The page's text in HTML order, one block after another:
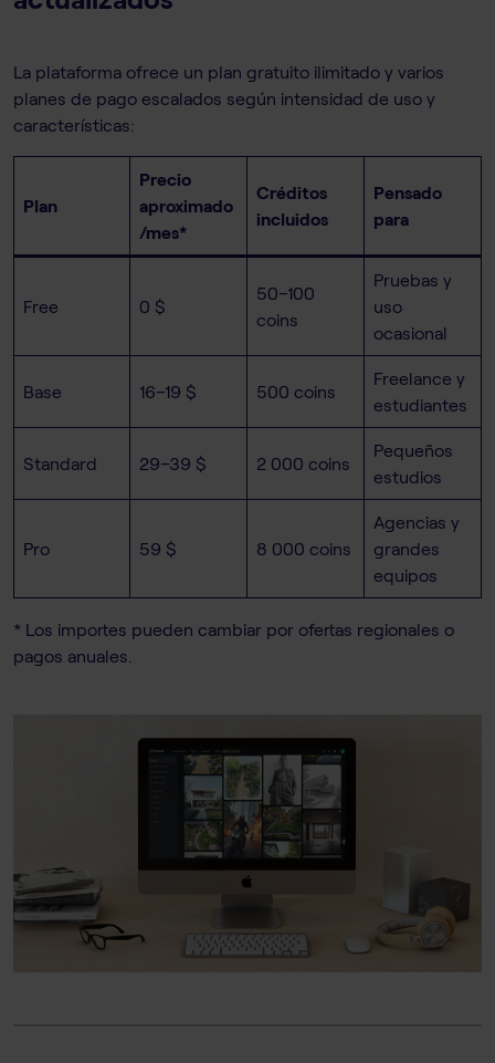
La plataforma ofrece un plan gratuito ilimitado y varios
planes de pago escalados según intensidad de uso y
características:
Plan
Precio
aproximado
/mes*
Créditos
incluidos
Pensado
para
Free 0 $
50–100
coins
Pruebas y
uso
ocasional
Base 16–19 $ 500 coins
Freelance y
estudiantes
Standard 29–39 $ 2 000 coins
Pequeños
estudios
Pro 59 $ 8 000 coins
Agencias y
grandes
equipos
* Los importes pueden cambiar por ofertas regionales o
pagos anuales.